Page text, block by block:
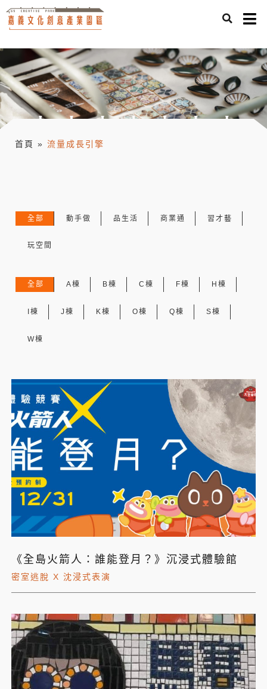
首頁 » 流量成長引擎
全部 動手做 品生活 商業通 習才藝
玩空間
全部 A棟 B棟 C棟 F棟 H棟
I棟 J棟 K棟 O棟 Q棟 S棟
W棟
《全島火箭人：誰能登月？》沉浸式體驗館
密室逃脫 X 沈浸式表演